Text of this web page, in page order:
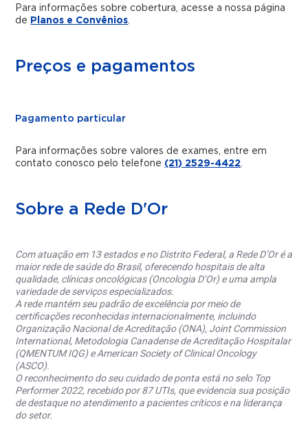
Para informações sobre cobertura, acesse a nossa página
de Planos e Convênios.
Preços e pagamentos
Pagamento particular
Para informações sobre valores de exames, entre em
contato conosco pelo telefone (21) 2529-4422.
Sobre a Rede D'Or
Com atuação em 13 estados e no Distrito Federal, a Rede D’Or é a
maior rede de saúde do Brasil, oferecendo hospitais de alta
qualidade, clínicas oncológicas (Oncologia D’Or) e uma ampla
variedade de serviços especializados.
A rede mantém seu padrão de excelência por meio de
certificações reconhecidas internacionalmente, incluindo
Organização Nacional de Acreditação (ONA), Joint Commission
International, Metodologia Canadense de Acreditação Hospitalar
(QMENTUM IQG) e American Society of Clinical Oncology
(ASCO).
O reconhecimento do seu cuidado de ponta está no selo Top
Performer 2022, recebido por 87 UTIs, que evidencia sua posição
de destaque no atendimento a pacientes críticos e na liderança
do setor.